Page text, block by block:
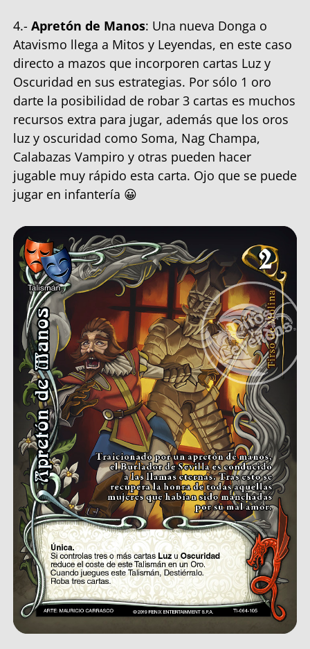
4.- Apretón de Manos: Una nueva Donga o
Atavismo llega a Mitos y Leyendas, en este caso
directo a mazos que incorporen cartas Luz y
Oscuridad en sus estrategias. Por sólo 1 oro
darte la posibilidad de robar 3 cartas es muchos
recursos extra para jugar, además que los oros
luz y oscuridad como Soma, Nag Champa,
Calabazas Vampiro y otras pueden hacer
jugable muy rápido esta carta. Ojo que se puede
jugar en infantería 😀